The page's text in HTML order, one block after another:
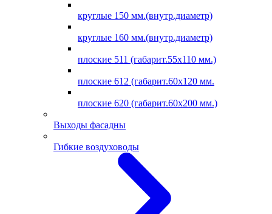
круглые 150 мм.(внутр.диаметр)
круглые 160 мм.(внутр.диаметр)
плоские 511 (габарит.55х110 мм.)
плоские 612 (габарит.60х120 мм.
плоские 620 (габарит.60х200 мм.)
Выходы фасадны
Гибкие воздуховоды